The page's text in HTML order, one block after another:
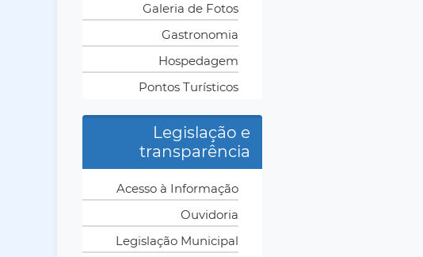
Galeria de Fotos
Gastronomia
Hospedagem
Pontos Turísticos
Legislação e
transparência
Acesso à Informação
Ouvidoria
Legislação Municipal